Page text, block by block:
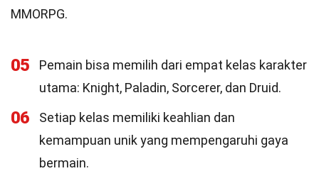
MMORPG.
05
Pemain bisa memilih dari empat kelas karakter
utama: Knight, Paladin, Sorcerer, dan Druid.
06
Setiap kelas memiliki keahlian dan
kemampuan unik yang mempengaruhi gaya
bermain.